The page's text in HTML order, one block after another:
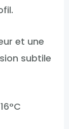
et une
subtile